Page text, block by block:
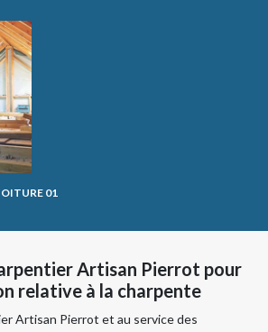
01
Artisan Pierrot pour
relative à la charpente
Artisan Pierrot et au service des